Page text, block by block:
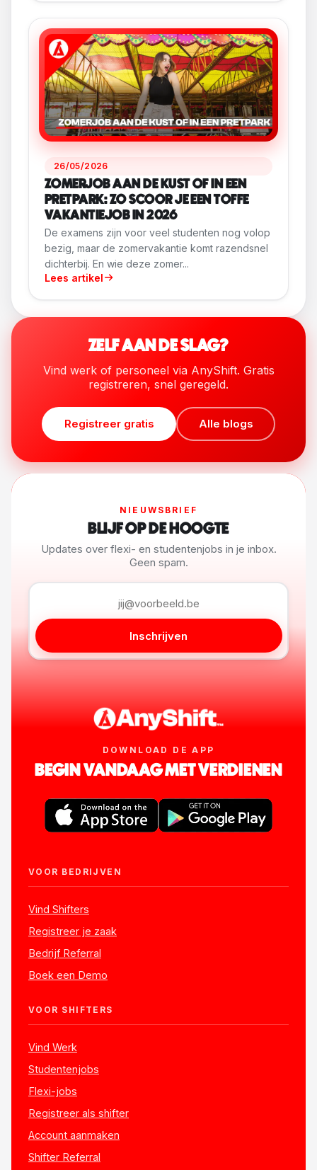
26/05/2026
ZOMERJOB AAN DE KUST OF IN EEN
PRETPARK: ZO SCOOR JE EEN TOFFE
VAKANTIEJOB IN 2026
De examens zijn voor veel studenten nog volop
bezig, maar de zomervakantie komt razendsnel
dichterbij. En wie deze zomer...
Lees artikel
ZELF AAN DE SLAG?
Vind werk of personeel via AnyShift. Gratis
registreren, snel geregeld.
Registreer gratis Alle blogs
NIEUWSBRIEF
BLIJF OP DE HOOGTE
Updates over flexi- en studentenjobs in je inbox.
Geen spam.
Inschrijven
DOWNLOAD DE APP
BEGIN VANDAAG MET VERDIENEN
VOOR BEDRIJVEN
Vind Shifters
Registreer je zaak
Bedrijf Referral
Boek een Demo
VOOR SHIFTERS
Vind Werk
Studentenjobs
Flexi-jobs
Registreer als shifter
Account aanmaken
Shifter Referral